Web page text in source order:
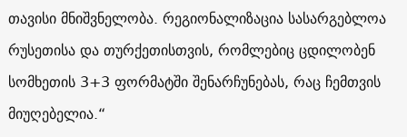
თავისი მნიშვნელობა. რეგიონალიზაცია სასარგებლოა
რუსეთისა და თურქეთისთვის, რომლებიც ცდილობენ
სომხეთის 3+3 ფორმატში შენარჩუნებას, რაც ჩემთვის
მიუღებელია.“